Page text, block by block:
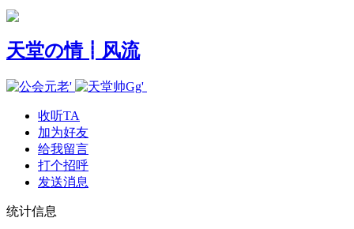
天堂の情┋风流
收听TA
加为好友
给我留言
打个招呼
发送消息
统计信息